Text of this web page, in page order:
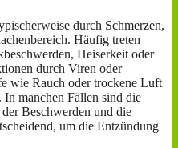
durch Schmerzen,
Häufig treten
Heiserkeit oder
durch Viren oder
wie Rauch oder trockene Luft
In manchen Fällen sind die
Beschwerden und die
um die Entzündung